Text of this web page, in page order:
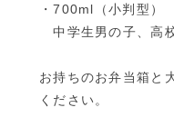
・700ml（小判型
中学生男の子、高
お持ちのお弁当箱と
ください。